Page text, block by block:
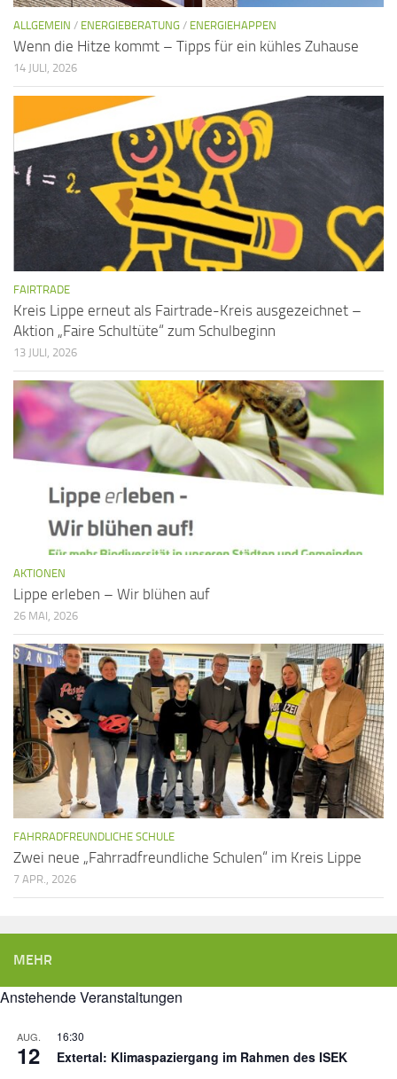
ALLGEMEIN / ENERGIEBERATUNG / ENERGIEHAPPEN
Wenn die Hitze kommt – Tipps für ein kühles Zuhause
14 JULI, 2026
FAIRTRADE
Kreis Lippe erneut als Fairtrade-Kreis ausgezeichnet –
Aktion „Faire Schultüte“ zum Schulbeginn
13 JULI, 2026
AKTIONEN
Lippe erleben – Wir blühen auf
26 MAI, 2026
FAHRRADFREUNDLICHE SCHULE
Zwei neue „Fahrradfreundliche Schulen“ im Kreis Lippe
7 APR., 2026
MEHR
Anstehende Veranstaltungen
AUG.
12
16:30
Extertal: Klimaspaziergang im Rahmen des ISEK